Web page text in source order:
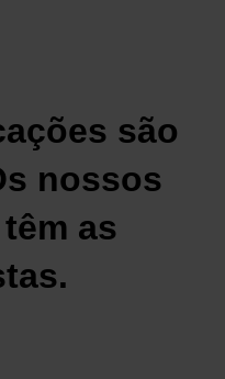
são
nossos
as